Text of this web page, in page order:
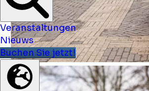
Veranstaltungen
Nieuws
Buchen Sie jetzt!